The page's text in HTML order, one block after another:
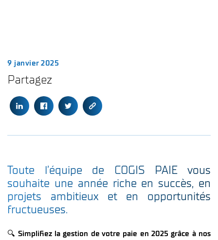
9 janvier 2025
Partagez
Toute l’équipe de COGIS PAIE vous
souhaite une année riche en succès, en
projets ambitieux et en opportunités
fructueuses.
🔍 Simplifiez la gestion de votre paie en 2025 grâce à nos